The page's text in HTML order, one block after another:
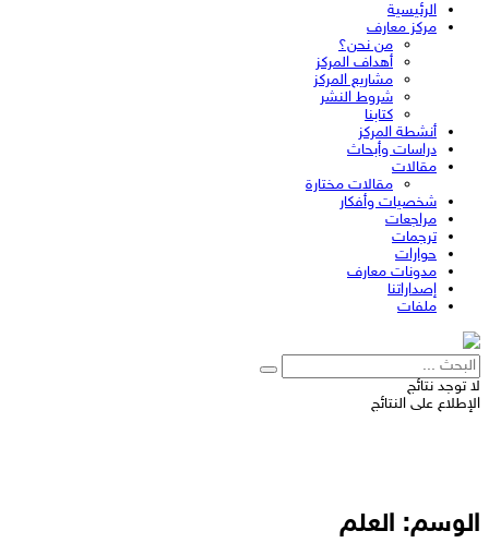
الرئيسية
مركز معارف
من نحن؟
أهداف المركز
مشاريع المركز
شروط النشر
كتابنا
أنشطة المركز
دراسات وأبحاث
مقالات
مقالات مختارة
شخصيات وأفكار
مراجعات
ترجمات
حوارات
مدونات معارف
إصداراتنا
ملفات
لا توجد نتائج
الإطلاع على النتائج
الوسم: العلم